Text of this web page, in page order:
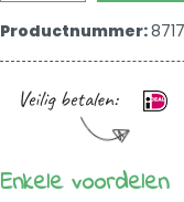
Productnummer:
Enkele voordelen